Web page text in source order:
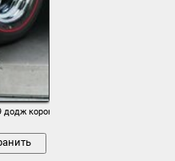
додж коронет вид сзади мышцы